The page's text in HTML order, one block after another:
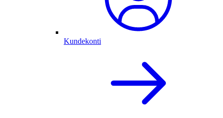
Kundekonti